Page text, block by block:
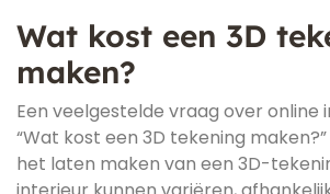
Wat kost een 3D
maken?
Een veelgestelde vraag over online
“Wat kost een 3D tekening
het laten maken van een 3D-